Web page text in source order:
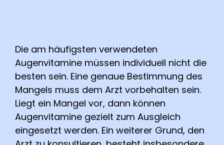
Die am häufigsten verwendeten
Augenvitamine müssen individuell nicht die
besten sein. Eine genaue Bestimmung des
Mangels muss dem Arzt vorbehalten sein.
Liegt ein Mangel vor, dann können
Augenvitamine gezielt zum Ausgleich
eingesetzt werden. Ein weiterer Grund, den